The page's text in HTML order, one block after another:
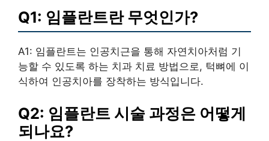
Q1: 임플란트란 무엇인가?
A1: 임플란트는 인공치근을 통해 자연치아처럼 기
능할 수 있도록 하는 치과 치료 방법으로, 턱뼈에 이
식하여 인공치아를 장착하는 방식입니다.
Q2: 임플란트 시술 과정은 어떻게
되나요?